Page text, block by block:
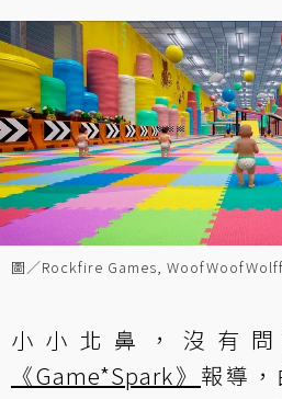
圖／Rockfire Games,
小小北鼻，沒有
《Game*Spark》 報導，